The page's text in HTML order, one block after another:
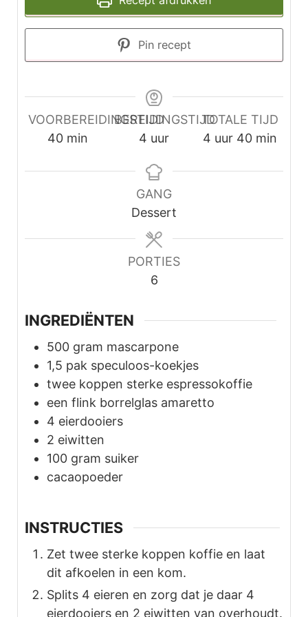
Pin recept
VOORBEREIDINGSTIJD
40minuten
min
BEREIDINGSTIJD
4uur
uur
TOTALE TIJD
4 uur
uur 40minuten
min
GANG
Dessert
PORTIES
6
INGREDIËNTEN
500 gram mascarpone
1,5 pak speculoos-koekjes
twee koppen sterke espressokoffie
een flink borrelglas amaretto
4 eierdooiers
2 eiwitten
100 gram suiker
cacaopoeder
INSTRUCTIES
Zet twee sterke koppen koffie en laat
dit afkoelen in een kom.
Splits 4 eieren en zorg dat je daar 4
eierdooiers en 2 eiwitten van overhoudt.